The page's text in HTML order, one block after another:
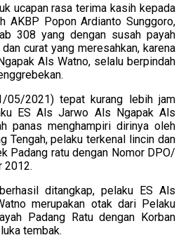
ucapan rasa terima kasih kepada
AKBP Popon Ardianto Sunggoro,
308 yang dengan susah payah
curat yang meresahkan, karena
Als Watno, selalu berpindah
05/2021) tepat kurang lebih jam
ES Als Jarwo Als Ngapak Als
panas menghampiri dirinya oleh
Tengah, pelaku terkenal lincin dan
Padang ratu dengan Nomor DPO/
2012.
ditangkap, pelaku ES Als
merupakan otak dari Pelaku
Padang Ratu dengan Korban
tembak.